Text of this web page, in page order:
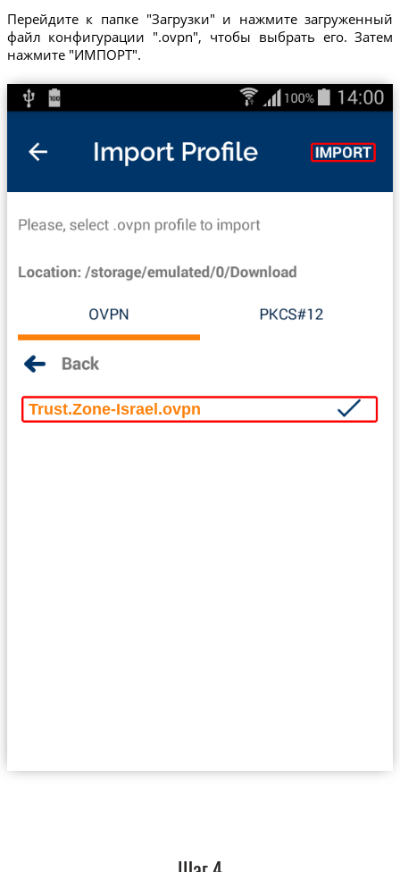
Перейдите к папке "Загрузки" и нажмите загруженный
файл конфигурации ".ovpn", чтобы выбрать его. Затем
нажмите "ИМПОРТ".
Trust.Zone-Israel.ovpn